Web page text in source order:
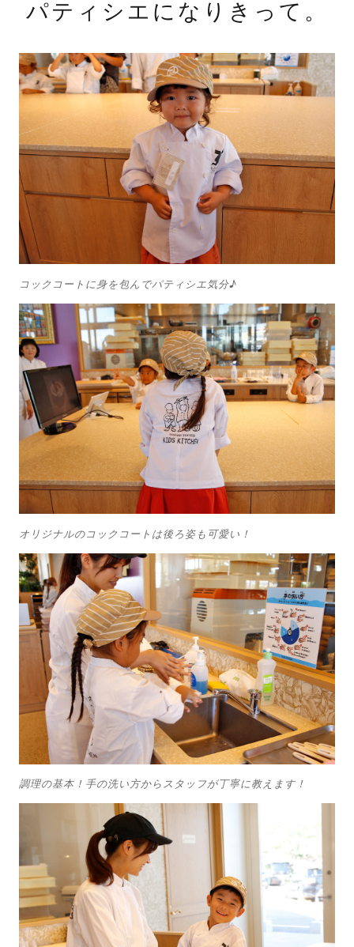
パティシエになりきって。
コックコートに身を包んでパティシエ気分♪
オリジナルのコックコートは後ろ姿も可愛い！
調理の基本！手の洗い方からスタッフが丁寧に教えます！